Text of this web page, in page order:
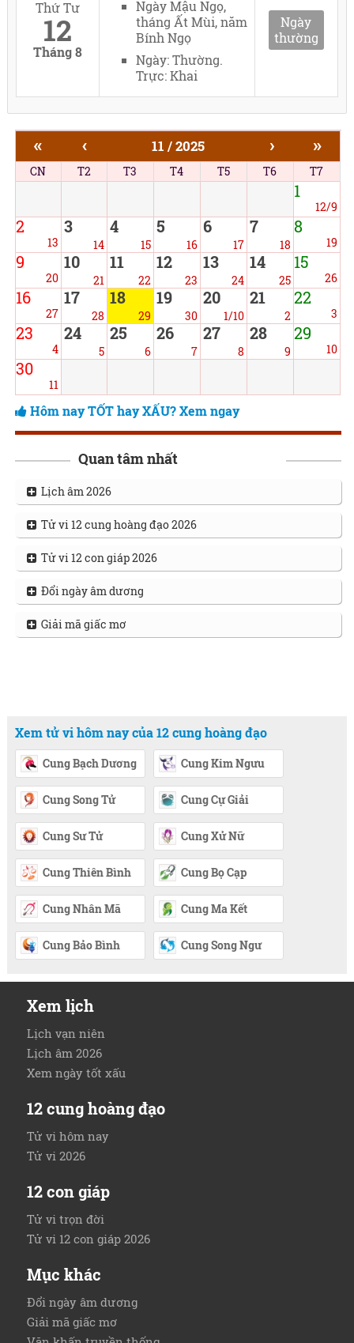
Thứ Tư
12
Tháng 8
Ngày Mậu Ngọ,
tháng Ất Mùi, năm
Bính Ngọ
Ngày: Thường.
Trực: Khai
Ngày
thường
« ‹ 11 / 2025 › »
CN T2 T3 T4 T5 T6 T7
1
12/9
2
13
3
14
4
15
5
16
6
17
7
18
8
19
9
20
10
21
11
22
12
23
13
24
14
25
15
26
16
27
17
28
18
29
19
30
20
1/10
21
2
22
3
23
4
24
5
25
6
26
7
27
8
28
9
29
10
30
11
Hôm nay TỐT hay XẤU? Xem ngay
Quan tâm nhất
Lịch âm 2026
Tử vi 12 cung hoàng đạo 2026
Tử vi 12 con giáp 2026
Đổi ngày âm dương
Giải mã giấc mơ
Xem tử vi hôm nay của 12 cung hoàng đạo
Cung Bạch Dương Cung Kim Ngưu
Cung Song Tử Cung Cự Giải
Cung Sư Tử Cung Xử Nữ
Cung Thiên Bình Cung Bọ Cạp
Cung Nhân Mã Cung Ma Kết
Cung Bảo Bình Cung Song Ngư
Xem lịch
Lịch vạn niên
Lịch âm 2026
Xem ngày tốt xấu
12 cung hoàng đạo
Tử vi hôm nay
Tử vi 2026
12 con giáp
Tử vi trọn đời
Tử vi 12 con giáp 2026
Mục khác
Đổi ngày âm dương
Giải mã giấc mơ